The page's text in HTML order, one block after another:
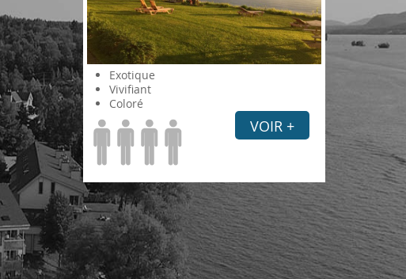
Exotique
Vivifiant
Coloré
VOIR +